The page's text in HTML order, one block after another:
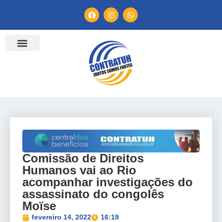
Comissão de Direitos
Humanos vai ao Rio
acompanhar investigações do
assassinato do congolês
Moïse
fevereiro 14, 2022 16:19